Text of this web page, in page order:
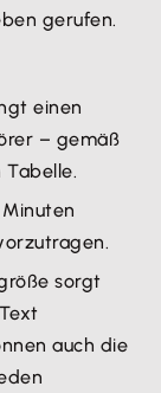
gerufen.
einen
– gemäß
sorgt
auch die